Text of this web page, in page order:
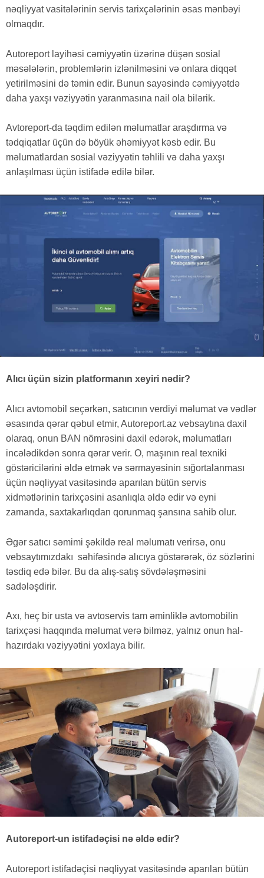
nəqliyyat vasitələrinin servis tarixçələrinin əsas mənbəyi
olmaqdır.
Autoreport layihəsi cəmiyyətin üzərinə düşən sosial
məsələlərin, problemlərin izlənilməsini və onlara diqqət
yetirilməsini də təmin edir. Bunun sayəsində cəmiyyətdə
daha yaxşı vəziyyətin yaranmasına nail ola bilərik.
Avtoreport-da təqdim edilən məlumatlar araşdırma və
tədqiqatlar üçün də böyük əhəmiyyət kəsb edir. Bu
məlumatlardan sosial vəziyyətin təhlili və daha yaxşı
anlaşılması üçün istifadə edilə bilər.
Alıcı üçün sizin platformanın xeyiri nədir?
Alıcı avtomobil seçərkən, satıcının verdiyi məlumat və vədlər
əsasında qərar qəbul etmir, Autoreport.az vebsaytına daxil
olaraq, onun BAN nömrəsini daxil edərək, məlumatları
incələdikdən sonra qərar verir. O, maşının real texniki
göstəricilərini əldə etmək və sərmayəsinin sığortalanması
üçün nəqliyyat vasitəsində aparılan bütün servis
xidmətlərinin tarixçəsini asanlıqla əldə edir və eyni
zamanda, saxtakarlıqdan qorunmaq şansına sahib olur.
Əgər satıcı səmimi şəkildə real məlumatı verirsə, onu
vebsaytımızdakı səhifəsində alıcıya göstərərək, öz sözlərini
təsdiq edə bilər. Bu da alış-satış sövdələşməsini
sadələşdirir.
Axı, heç bir usta və avtoservis tam əminliklə avtomobilin
tarixçəsi haqqında məlumat verə bilməz, yalnız onun hal-
hazırdakı vəziyyətini yoxlaya bilir.
Autoreport-un istifadəçisi nə əldə edir?
Autoreport istifadəçisi nəqliyyat vasitəsində aparılan bütün